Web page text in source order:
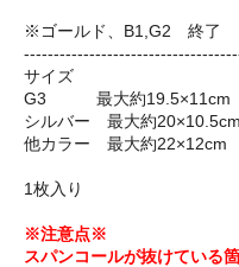
※ゴールド、B1,G2 終了
サイズ
G3 最大約19.5×11cm
シルバー 最大約20×10.5cm
他カラー 最大約22×12cm
1枚入り
※注意点※
スパンコールが抜けている